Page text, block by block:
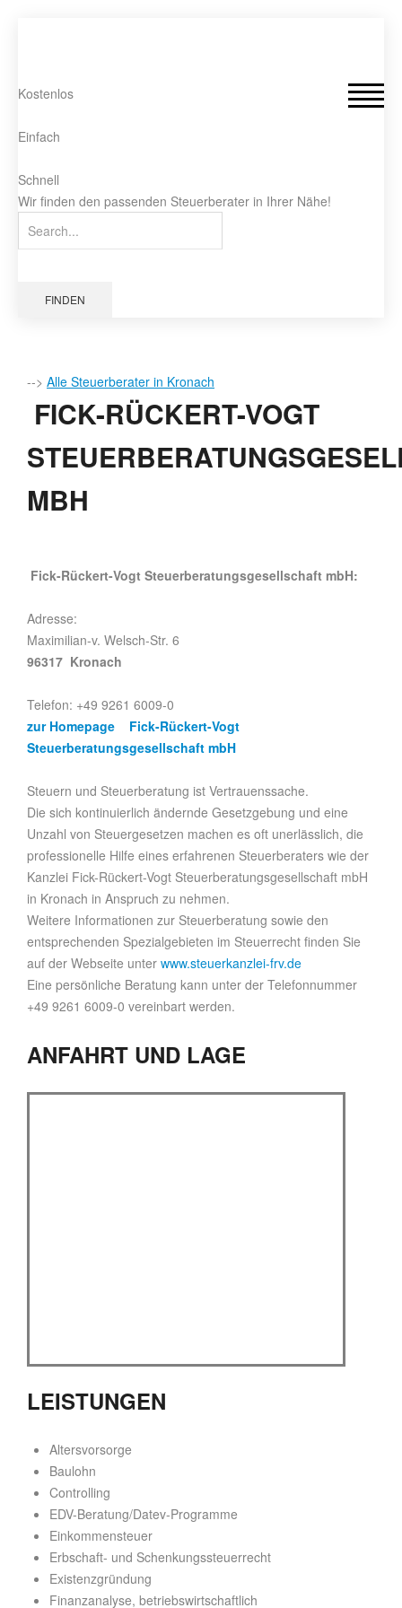
Kostenlos
Einfach
Schnell
Wir finden den passenden Steuerberater in Ihrer Nähe!
FINDEN
--> Alle Steuerberater in Kronach
FICK-RÜCKERT-VOGT
MBH
Fick-Rückert-Vogt Steuerberatungsgesellschaft mbH:
Adresse:
Maximilian-v. Welsch-Str. 6
96317 Kronach
Telefon: +49 9261 6009-0
zur Homepage Fick-Rückert-Vogt
Steuerberatungsgesellschaft mbH
Steuern und Steuerberatung ist Vertrauenssache.
Die sich kontinuierlich ändernde Gesetzgebung und eine
Unzahl von Steuergesetzen machen es oft unerlässlich, die
professionelle Hilfe eines erfahrenen Steuerberaters wie der
Kanzlei Fick-Rückert-Vogt Steuerberatungsgesellschaft mbH
in Kronach in Anspruch zu nehmen.
Weitere Informationen zur Steuerberatung sowie den
entsprechenden Spezialgebieten im Steuerrecht finden Sie
auf der Webseite unter www.steuerkanzlei-frv.de
Eine persönliche Beratung kann unter der Telefonnummer
+49 9261 6009-0 vereinbart werden.
ANFAHRT UND LAGE
LEISTUNGEN
Altersvorsorge
Baulohn
Controlling
EDV-Beratung/Datev-Programme
Einkommensteuer
Erbschaft- und Schenkungssteuerrecht
Existenzgründung
Finanzanalyse, betriebswirtschaftlich